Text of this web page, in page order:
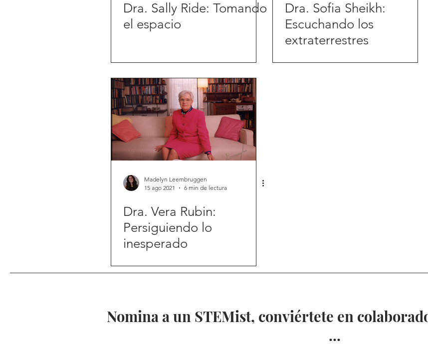
Dra. Sally Ride: Tomando
el espacio
Dra. Sofia Sheikh:
Escuchando los
extraterrestres
Madelyn Leembruggen
15 ago 2021
6 min de lectura
Dra. Vera Rubin:
Persiguiendo lo
inesperado
Nomina a un STEMist, conviértete en
...